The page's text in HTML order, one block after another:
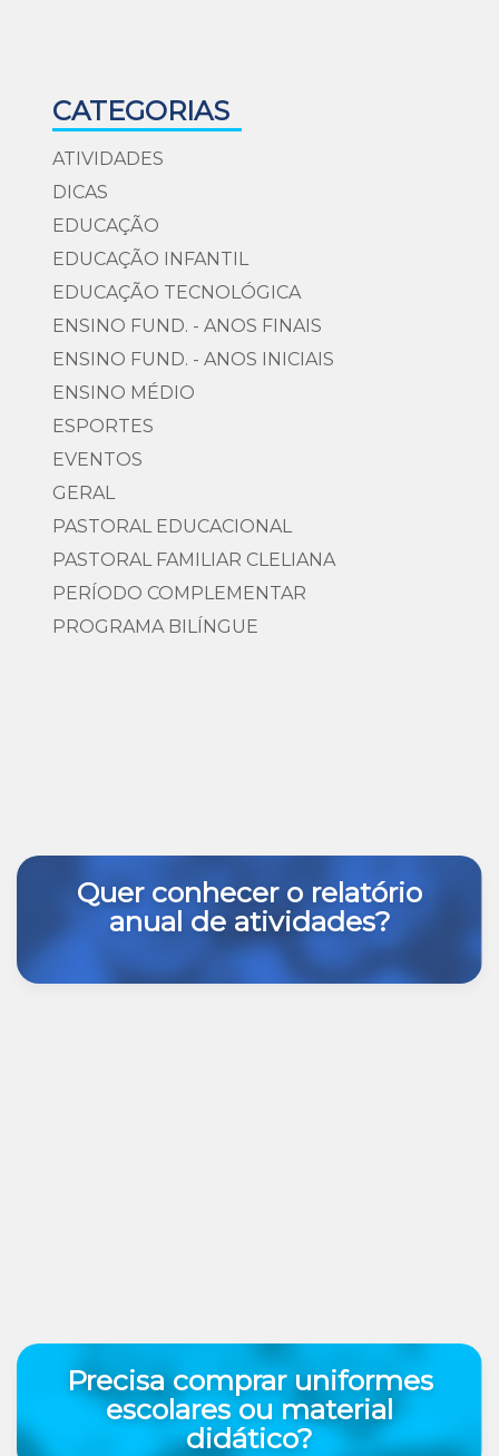
CATEGORIAS
ATIVIDADES
DICAS
EDUCAÇÃO
EDUCAÇÃO INFANTIL
EDUCAÇÃO TECNOLÓGICA
ENSINO FUND. - ANOS FINAIS
ENSINO FUND. - ANOS INICIAIS
ENSINO MÉDIO
ESPORTES
EVENTOS
GERAL
PASTORAL EDUCACIONAL
PASTORAL FAMILIAR CLELIANA
PERÍODO COMPLEMENTAR
PROGRAMA BILÍNGUE
Quer conhecer o relatório
anual de atividades?
Precisa comprar uniformes
escolares ou material
didático?